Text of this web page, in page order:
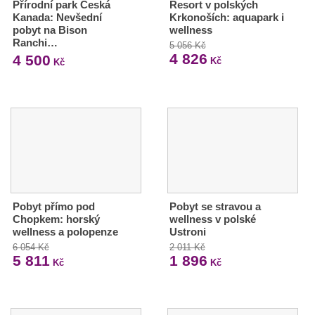
Přírodní park Česká
Kanada: Nevšední
pobyt na Bison
Ranchi…
4 500 Kč
Resort v polských
Krkonoších: aquapark i
wellness
5 056 Kč
4 826 Kč
Pobyt přímo pod
Chopkem: horský
wellness a polopenze
6 054 Kč
5 811 Kč
Pobyt se stravou a
wellness v polské
Ustroni
2 011 Kč
1 896 Kč